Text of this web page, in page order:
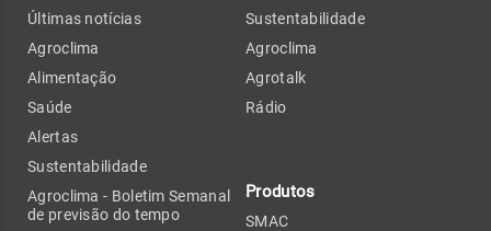
Últimas notícias
Agroclima
Alimentação
Saúde
Alertas
Sustentabilidade
Agroclima - Boletim Semanal
de previsão do tempo
Sustentabilidade
Agroclima
Agrotalk
Rádio
Produtos
SMAC